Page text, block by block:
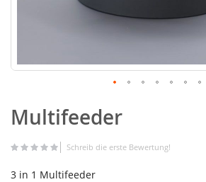
Multifeeder
Schreib die erste Bewertung!
3 in 1 Multifeeder